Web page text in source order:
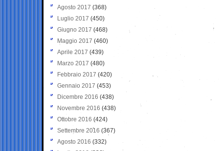
Agosto 2017 (368)
Luglio 2017 (450)
Giugno 2017 (468)
Maggio 2017 (460)
Aprile 2017 (439)
Marzo 2017 (480)
Febbraio 2017 (420)
Gennaio 2017 (453)
Dicembre 2016 (438)
Novembre 2016 (438)
Ottobre 2016 (424)
Settembre 2016 (367)
Agosto 2016 (332)